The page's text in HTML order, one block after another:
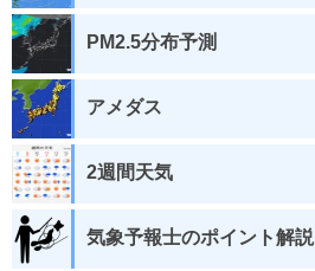
PM2.5分布予測
アメダス
2週間天気
気象予報士のポイント解説